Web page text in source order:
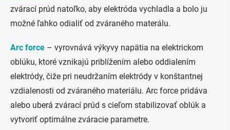
zvárací prúd natoľko, aby elektróda vychladla a bolo ju
možné ľahko odialiť od zváraného materálu.
Arc force – vyrovnává výkyvy napätia na elektrickom
oblúku, ktoré vznikajú priblížením alebo oddialením
elektródy, čiže pri neudržaním elektródy v konštantnej
vzdialenosti od zváraného materiálu. Arc force pridáva
alebo uberá zvárací prúd s cieľom stabilizovať oblúk a
vytvoriť optimálne zváracie parametre.